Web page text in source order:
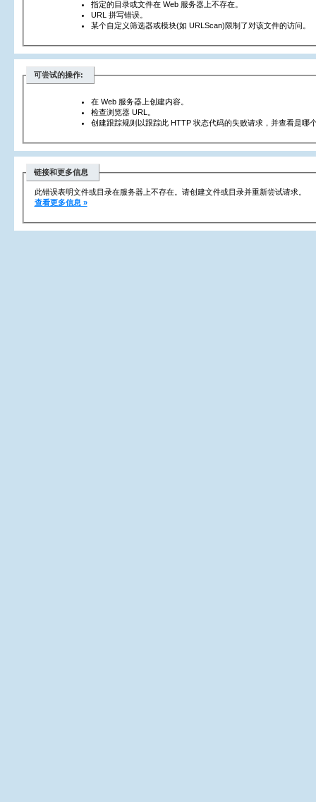
指定的目录或文件在 Web 服务器上不存在。
URL 拼写错误。
某个自定义筛选器或模块(如 URLScan)限制了对该文件的访问。
可尝试的操作:
在 Web 服务器上创建内容。
检查浏览器 URL。
创建跟踪规则以跟踪此 HTTP 状态代码的失败请求，并查看是哪
链接和更多信息
此错误表明文件或目录在服务器上不存在。请创建文件或目录并重新尝试请求。
查看更多信息 »